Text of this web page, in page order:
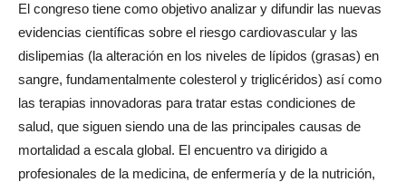
El congreso tiene como objetivo analizar y difundir las nuevas
evidencias científicas sobre el riesgo cardiovascular y las
dislipemias (la alteración en los niveles de lípidos (grasas) en
sangre, fundamentalmente colesterol y triglicéridos) así como
las terapias innovadoras para tratar estas condiciones de
salud, que siguen siendo una de las principales causas de
mortalidad a escala global. El encuentro va dirigido a
profesionales de la medicina, de enfermería y de la nutrición,